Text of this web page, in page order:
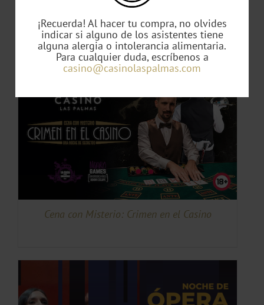
Tributo Sergio Dalma by Pedro Quintana
49,00€
Cena con Misterio: Crimen en el Casino
¡Recuerda! Al hacer tu compra, no olvides
indicar si alguno de los asistentes tiene
alguna alergia o intolerancia alimentaria.
Para cualquier duda, escríbenos a
casino@casinolaspalmas.com